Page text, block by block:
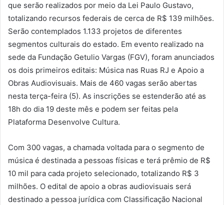
que serão realizados por meio da Lei Paulo Gustavo,
totalizando recursos federais de cerca de R$ 139 milhões.
Serão contemplados 1.133 projetos de diferentes
segmentos culturais do estado. Em evento realizado na
sede da Fundação Getulio Vargas (FGV), foram anunciados
os dois primeiros editais: Música nas Ruas RJ e Apoio a
Obras Audiovisuais. Mais de 460 vagas serão abertas
nesta terça-feira (5). As inscrições se estenderão até as
18h do dia 19 deste mês e podem ser feitas pela
Plataforma Desenvolve Cultura.
Com 300 vagas, a chamada voltada para o segmento de
música é destinada a pessoas físicas e terá prêmio de R$
10 mil para cada projeto selecionado, totalizando R$ 3
milhões. O edital de apoio a obras audiovisuais será
destinado a pessoa jurídica com Classificação Nacional